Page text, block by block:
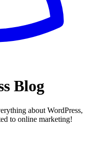
Blog
about WordPress,
to online marketing!